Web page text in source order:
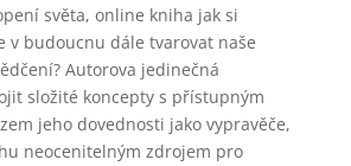
světa, online kniha jak si
v budoucnu dále tvarovat naše
Autorova jedinečná
složité koncepty s přístupným
jeho dovednosti jako vypravěče,
neocenitelným zdrojem pro